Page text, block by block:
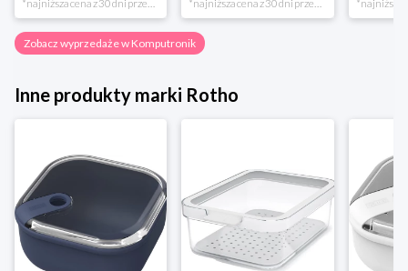
Zobacz wyprzedaże w Komputronik
Inne produkty marki Rotho